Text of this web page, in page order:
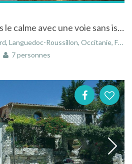
Villa dans le Gard, dans le calme avec une voie sans issu, piscine privee et loisirs pour enfants
Roussillon, Occitanie, France
7 personnes